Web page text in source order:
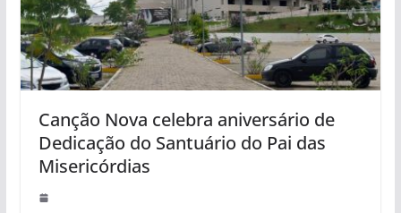
Canção Nova celebra aniversário de
Dedicação do Santuário do Pai das
Misericórdias